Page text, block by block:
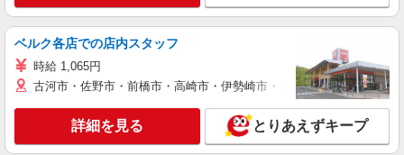
ベルク各店での店内スタッフ
時給 1,065円
古河市・佐野市・前橋市・高崎市・伊勢崎市・太田市・館林市・藤
詳細を見る とりあえずキープ